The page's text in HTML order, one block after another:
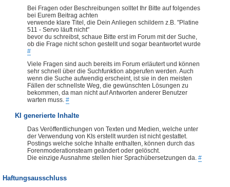
Bei Fragen oder Beschreibungen solltet Ihr Bitte auf folgendes
bei Eurem Beitrag achten
verwende klare Titel, die Dein Anliegen schildern z.B. "Platine
511 - Servo läuft nicht"
bevor du schreibst, schaue Bitte erst im Forum mit der Suche,
ob die Frage nicht schon gestellt und sogar beantwortet wurde
#
Viele Fragen sind auch bereits im Forum erläutert und können
sehr schnell über die Suchfunktion abgerufen werden. Auch
wenn die Suche aufwendig erscheint, ist sie in den meisten
Fällen der schnellste Weg, die gewünschten Lösungen zu
bekommen, da man nicht auf Antworten anderer Benutzer
warten muss. #
KI generierte Inhalte
Das Veröffentlichungen von Texten und Medien, welche unter
der Verwendung von KIs erstellt wurden ist nicht gestattet.
Postings welche solche Inhalte enthalten, können durch das
Forenmoderationsteam geändert oder gelöscht.
Die einzige Ausnahme stellen hier Sprachübersetzungen da. #
Haftungsausschluss